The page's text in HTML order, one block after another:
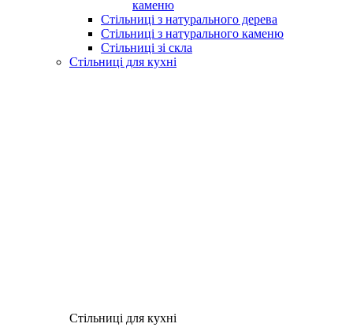
каменю
Стільниці з натурального дерева
Стільниці з натурального каменю
Стільниці зі скла
Стільниці для кухні
Стільниці для кухні